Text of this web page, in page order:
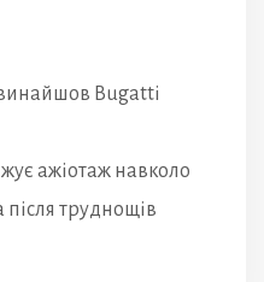
Bugatti
ажіотаж навколо
після труднощів